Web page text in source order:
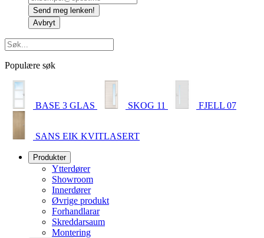
Send meg lenken!
Avbryt
Populære søk
BASE 3 GLAS SKOG 11 FJELL 07
SANS EIK KVITLASERT
Produkter
Ytterdører
Showroom
Innerdører
Øvrige produkt
Forhandlarar
Skreddarsaum
Montering